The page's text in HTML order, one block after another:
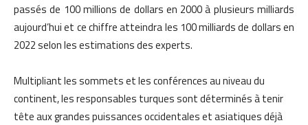
passés de 100 millions de dollars en 2000 à plusieurs milliards
aujourd’hui et ce chiffre atteindra les 100 milliards de dollars en
2022 selon les estimations des experts.
Multipliant les sommets et les conférences au niveau du
continent, les responsables turques sont déterminés à tenir
tête aux grandes puissances occidentales et asiatiques déjà